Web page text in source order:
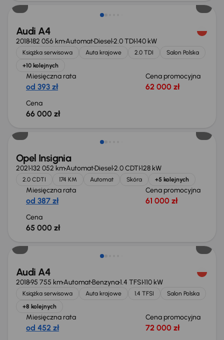
Audi A4
2018182 056 kmAutomatDiesel2.0 TDI140 kW
Książka serwisowa Auta krajowe 2.0 TDI
Salon Polska
+10 kolejnych
Miesięczna rata
od 393 zł
Cena promocyjna
62 000 zł
Cena
66 000 zł
Opel Insignia
2021132 052 kmAutomatDiesel2.0 CDTI128 kW
2.0 CDTI 174 KM Automat Skóra +5 kolejnych
Miesięczna rata
od 387 zł
Cena promocyjna
61 000 zł
Cena
65 000 zł
Świeżo skupione
Audi A4
201895 755 kmAutomatBenzyna1.4 TFSI110 kW
Książka serwisowa Auta krajowe 1.4 TFSI
Salon Polska
+8 kolejnych
Miesięczna rata
od 452 zł
Cena promocyjna
72 000 zł